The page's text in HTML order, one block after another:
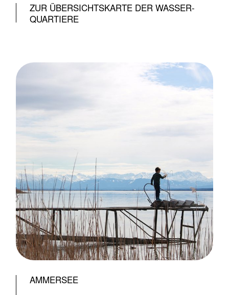
ZUR ÜBERSICHTSKARTE DER WASSER-
QUARTIERE
AMMERSEE